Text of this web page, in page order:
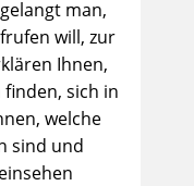
man,
will, zur
Ihnen,
finden, sich in
welche
sind und